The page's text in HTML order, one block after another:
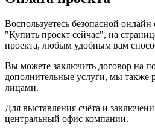
Воспользуетесь безопасной
"Купить проект сейчас", на
проекта, любым удобным вам
Вы можете заключить договор на
дополнительные услуги, мы также
лицами.
Для выставления счёта и
центральный офис компании.